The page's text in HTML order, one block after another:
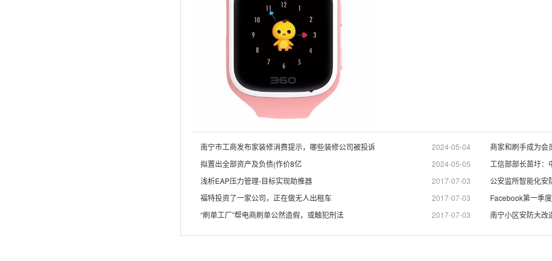
南宁市工商发布家装修消费提示，哪些装修公司被投诉 2024-05-04 商家和刷手成为会
拟置出全部资产及负债(作价8亿
2024-05-05 工信部部长苗圩：
浅析EAP压力管理-目标实现助推器
2017-07-03 公安监所智能化安
福特投资了一家公司，正在做无人出租车
2017-07-03 Facebook第一季
“刷单工厂”帮电商刷单公然造假，或触犯刑法
2017-07-03 南宁小区安防大改